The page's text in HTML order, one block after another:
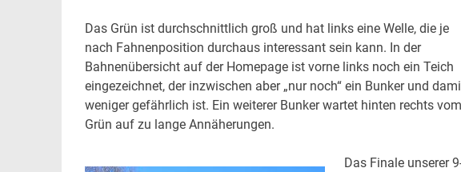
Das Grün ist durchschnittlich groß und hat links eine Welle, die je
nach Fahnenposition durchaus interessant sein kann. In der
Bahnenübersicht auf der Homepage ist vorne links noch ein Teich
eingezeichnet, der inzwischen aber „nur noch“ ein Bunker und
weniger gefährlich ist. Ein weiterer Bunker wartet hinten rechts vom
Grün auf zu lange Annäherungen.
Das Finale unserer